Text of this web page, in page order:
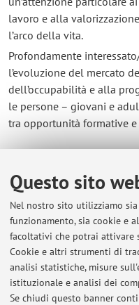
Questo sito
Nel nostro sito utilizziamo
funzionamento, sia cookie e
facoltativi che potrai attivare
Cookie e altri strumenti di
analisi statistiche, misure
istituzionale e analisi dei
Se chiudi questo banner
lavoro e alla
l’arco della vita.
Profondamente
l’evoluzione del mercato
dell’occupabilità e alla
le persone – giovani e
tra opportunità formative
E-mail:
Dipartimento di Scienze
Maria Bertin"
Via Filippo Re 6, Bologna